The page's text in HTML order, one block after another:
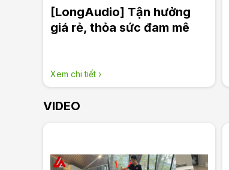
[LongAudio] Tận hưởng
giá rẻ, thỏa sức đam mê
Xem chi tiết ›
VIDEO